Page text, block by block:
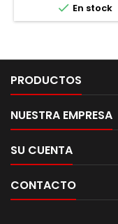
 En stock
PRODUCTOS
NUESTRA EMPRESA
SU CUENTA
CONTACTO